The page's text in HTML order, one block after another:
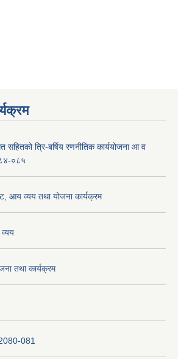
सहितको त्रि-बर्षिय रणनीतिक कार्ययोजना आ व
०८५
व्यय तथा योजना कार्यक्रम
तथा कार्यक्रम
081